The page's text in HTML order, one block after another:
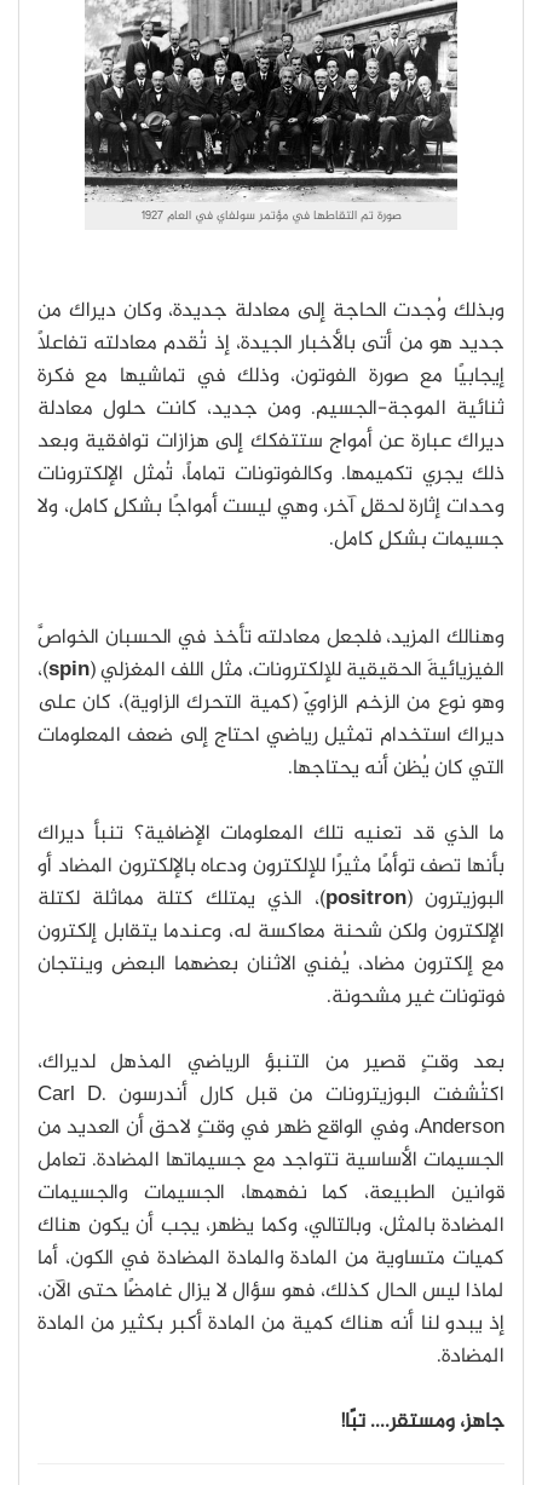
صورة تم التقاطها في مؤتمر سولفاي في العام 1927
وبذلك وُجدت الحاجة إلى معادلة جديدة، وكان ديراك من
جديد هو من أتى بالأخبار الجيدة، إذ تُقدم معادلته تفاعلًا
إيجابيًا مع صورة الفوتون، وذلك في تماشيها مع فكرة
ثنائية الموجة-الجسيم. ومن جديد، كانت حلول معادلة
ديراك عبارة عن أمواج ستتفكك إلى هزازات توافقية وبعد
ذلك يجري تكميمها. وكالفوتونات تماماً، تُمثل الإلكترونات
وحدات إثارة لحقلٍ آخر، وهي ليست أمواجًا بشكلٍ كامل، ولا
جسيمات بشكلٍ كامل.
وهنالك المزيد، فلجعل معادلته تأخذ في الحسبان الخواصَّ
الفيزيائيةَ الحقيقية للإلكترونات، مثل اللف المغزلي (spin)،
وهو نوع من الزخم الزاويّ (كمية التحرك الزاوية)، كان على
ديراك استخدام تمثيل رياضي احتاج إلى ضعف المعلومات
التي كان يُظن أنه يحتاجها.
ما الذي قد تعنيه تلك المعلومات الإضافية؟ تنبأ ديراك
بأنها تصف توأمًا مثيرًا للإلكترون ودعاه بالإلكترون المضاد أو
البوزيترون (positron)، الذي يمتلك كتلة مماثلة لكتلة
الإلكترون ولكن شحنة معاكسة له، وعندما يتقابل إلكترون
مع إلكترون مضاد، يُفني الاثنان بعضهما البعض وينتجان
فوتونات غير مشحونة.
بعد وقتٍ قصير من التنبؤ الرياضي المذهل لديراك،
اكتُشفت البوزيترونات من قبل كارل أندرسون Carl D.
Anderson، وفي الواقع ظهر في وقتٍ لاحق أن العديد من
الجسيمات الأساسية تتواجد مع جسيماتها المضادة. تعامل
قوانين الطبيعة، كما نفهمها، الجسيمات والجسيمات
المضادة بالمثل، وبالتالي، وكما يظهر، يجب أن يكون هناك
كميات متساوية من المادة والمادة المضادة في الكون، أما
لماذا ليس الحال كذلك، فهو سؤال لا يزال غامضًا حتى الآن،
إذ يبدو لنا أنه هناك كمية من المادة أكبر بكثير من المادة
المضادة.
جاهز، ومستقر.... تبًا!